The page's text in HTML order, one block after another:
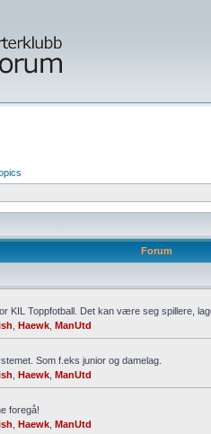
Forum
KIL Toppfotball. Det kan være seg spillere,
Haewk ManUtd
Som f.eks junior og damelag.
Haewk ManUtd
foregå!
Haewk ManUtd